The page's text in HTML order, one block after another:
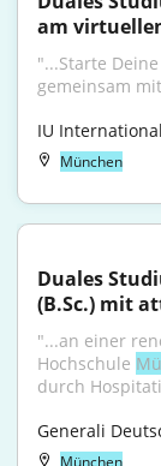
am
"...Starte
gemeinsam
IU
München
Duales
(B.Sc.) mit
"...an einer
Hochschule
durch
Generali
München